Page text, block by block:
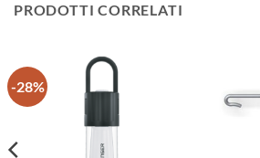
PRODOTTI CORRELATI
-28%